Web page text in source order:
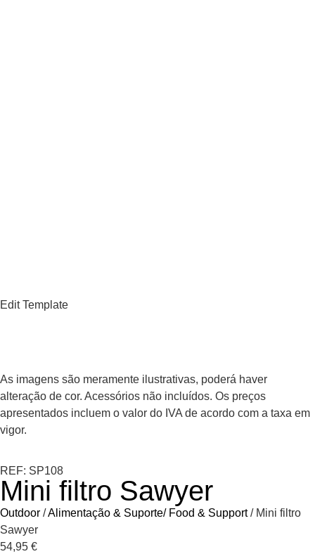
Edit Template
As imagens são meramente ilustrativas, poderá haver
alteração de cor. Acessórios não incluídos. Os preços
apresentados incluem o valor do IVA de acordo com a taxa em
vigor.
REF: SP108
Mini filtro Sawyer
Outdoor /Alimentação & Suporte/ Food & Support/ Mini filtro
Sawyer
54,95 €